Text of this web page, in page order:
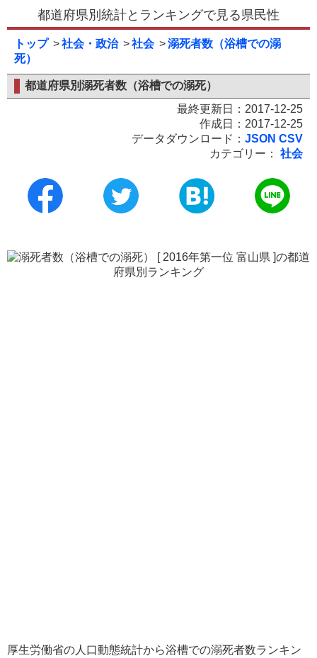
都道府県別統計とランキングで見る県民性
トップ 社会・政治 社会
溺死者数（浴槽での溺
死）
都道府県別溺死者数（浴槽での溺死）
最終更新日：2017-12-25
作成日：2017-12-25
データダウンロード： JSON CSV
カテゴリー：
社会
厚生労働省の人口動態統計から浴槽での溺死者数ランキン